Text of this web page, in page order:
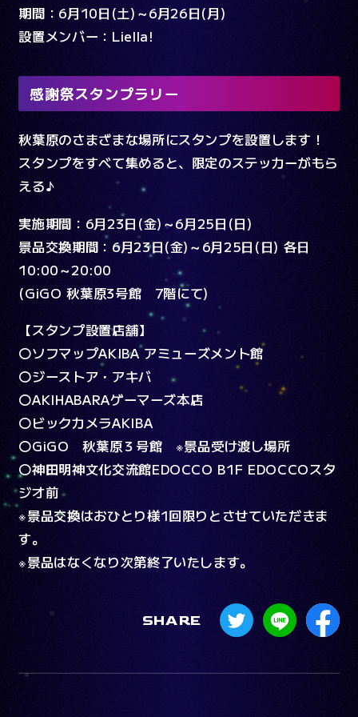
期間：6月10日(土)～6月26日(月)
設置メンバー：Liella!
感謝祭スタンプラリー
秋葉原のさまざまな場所にスタンプを設置します！
スタンプをすべて集めると、限定のステッカーがもら
える♪
実施期間：6月23日(金)～6月25日(日)
景品交換期間：6月23日(金)～6月25日(日) 各日
10:00～20:00
(GiGO 秋葉原3号館 7階にて)
【スタンプ設置店舗】
〇ソフマップAKIBA アミューズメント館
〇ジーストア・アキバ
〇AKIHABARAゲーマーズ本店
〇ビックカメラAKIBA
〇GiGO 秋葉原３号館 ※景品受け渡し場所
〇神田明神文化交流館EDOCCO B1F EDOCCOスタ
ジオ前
※景品交換はおひとり様1回限りとさせていただきま
す。
※景品はなくなり次第終了いたします。
SHARE